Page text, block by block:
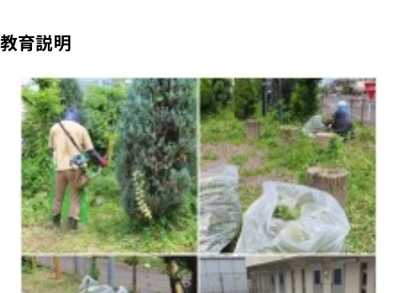
教育説明